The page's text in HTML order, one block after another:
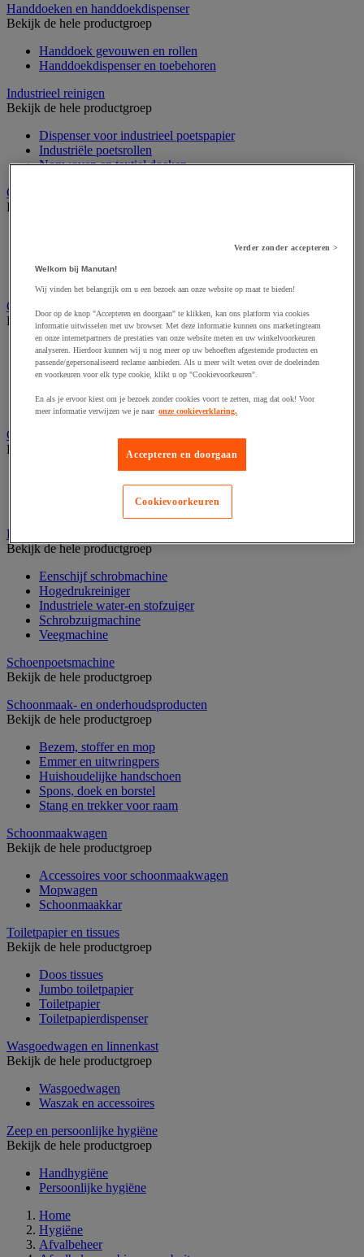
Handdoeken en handdoekdispenser
Bekijk de hele productgroep
Handdoek gevouwen en rollen
Handdoekdispenser en toebehoren
Industrieel reinigen
Bekijk de hele productgroep
Dispenser voor industrieel poetspapier
Industriële poetsrollen
Nonwoven en textiel doeken
Onderdelen voor sanitair, douche en badkamer
Bekijk de hele productgroep
Sanitaire scheidingswand en cabine
Onderhoudsproduct
Bekijk de hele productgroep
Luchtverfrisser
Sanitair schoonmaakmiddel
Vaatwasmiddel
Wasmiddel en -verzachter
Ongediertebestrijding
Bekijk de hele productgroep
Insecticide voor kruipende insecten
Insecticide voor vliegende insecten
Reinigingsmachine
Bekijk de hele productgroep
Eenschijf schrobmachine
Hogedrukreiniger
Industriele water-en stofzuiger
Schrobzuigmachine
Veegmachine
Schoenpoetsmachine
Bekijk de hele productgroep
Schoonmaak- en onderhoudsproducten
Bekijk de hele productgroep
Bezem, stoffer en mop
Emmer en uitwringpers
Huishoudelijke handschoen
Spons, doek en borstel
Stang en trekker voor raam
Schoonmaakwagen
Bekijk de hele productgroep
Accessoires voor schoonmaakwagen
Mopwagen
Schoonmaakkar
Toiletpapier en tissues
Bekijk de hele productgroep
Doos tissues
Jumbo toiletpapier
Toiletpapier
Toiletpapierdispenser
Wasgoedwagen en linnenkast
Bekijk de hele productgroep
Wasgoedwagen
Waszak en accessoires
Zeep en persoonlijke hygiëne
Bekijk de hele productgroep
Handhygiëne
Persoonlijke hygiëne
Home
Hygiëne
Afvalbeheer
Verder zonder accepteren >
Welkom bij Manutan!
Wij vinden het belangrijk om u een bezoek aan onze website op maat te bieden!
Door op de knop "Accepteren en doorgaan" te klikken, kan ons platform via cookies
informatie uitwisselen met uw browser. Met deze informatie kunnen ons marketingteam
en onze internetpartners de prestaties van onze website meten en uw winkelvoorkeuren
analyseren. Hierdoor kunnen wij u nog meer op uw behoeften afgestemde producten en
passende/gepersonaliseerd reclame aanbieden. Als u meer wilt weten over de doeleinden
en voorkeuren voor elk type cookie, klikt u op "Cookievoorkeuren".
En als je ervoor kiest om je bezoek zonder cookies voort te zetten, mag dat ook! Voor
meer informatie verwijzen we je naar onze cookieverklaring.
Accepteren en doorgaan
Cookievoorkeuren